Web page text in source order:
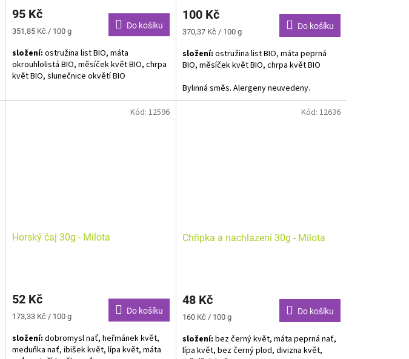
95 Kč
Měrná
351,85 Kč / 100 g
Do košíku
složení: ostružina list BIO, máta
okrouhlolistá BIO, měsíček květ BIO, chrpa
květ BIO, slunečnice okvětí BIO
Bylinný čaj BIO. Alergeny neuvedeny.
100 Kč
Měrná
370,37 Kč / 100 g
Do košíku
složení: ostružina list BIO, máta peprná
BIO, měsíček květ BIO, chrpa květ BIO
Bylinná směs. Alergeny neuvedeny.
Horský čaj 30g - Milota
52 Kč
Měrná
173,33 Kč / 100 g
Do košíku
složení: dobromysl nať, heřmánek květ,
meduňka nať, ibišek květ, lípa květ, máta
Kód: 12596
Chřipka a nachlazení 30g - Milota
48 Kč
Měrná
160 Kč / 100 g
Do košíku
složení: bez černý květ, máta peprná nať,
lípa květ, bez černý plod, divizna květ,
Kód: 12636